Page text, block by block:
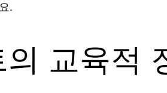
.
교육적